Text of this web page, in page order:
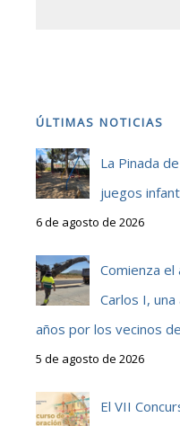
ÚLTIMAS NOTICIAS
La Pinada
juegos
6 de agosto de 2026
Comienza el
Carlos I,
años por los vecinos
5 de agosto de 2026
El VII